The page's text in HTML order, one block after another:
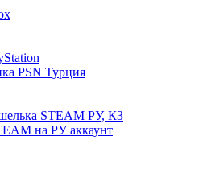
PSN Турция
STEAM РУ, КЗ
на РУ аккаунт